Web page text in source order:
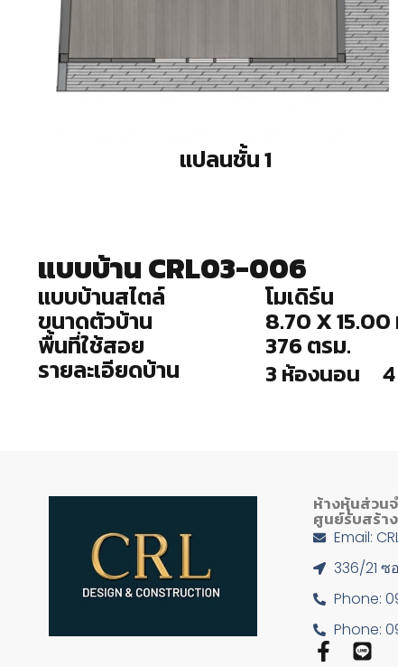
แปลนชั้น 1
แบบบ้าน CRL03-006
แบบบ้านสไตล์ โมเดิร์น
ขนาดตัวบ้าน 8.70 X 15.00
พื้นที่ใช้สอย 376 ตรม.
รายละเอียดบ้าน 3 ห้องนอน
ห้างหุ้นส่วน
ศูนย์รับสร้า
Email:
336/21
Phone:
Phone: